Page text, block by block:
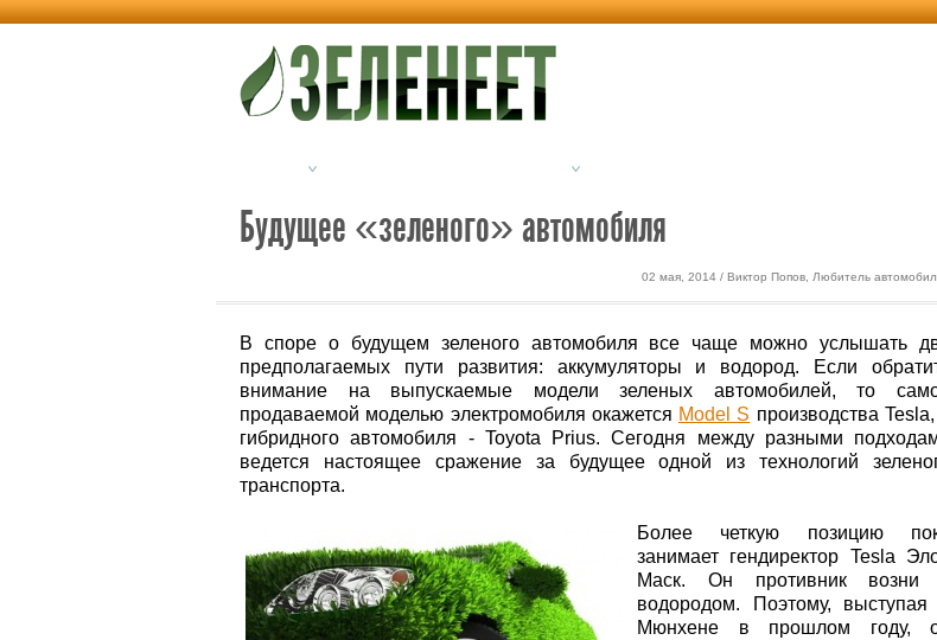
Будущее «зеленого» автомобиля
02 мая, 2014 / Виктор Попов, Любитель
В споре о будущем зеленого автомобиля все чаще можно услышать
предполагаемых пути развития: аккумуляторы и водород. Если
внимание на выпускаемые модели зеленых автомобилей, то
продаваемой моделью электромобиля окажется Model S производства
гибридного автомобиля - Toyota Prius. Сегодня между разными
ведется настоящее сражение за будущее одной из технологий
транспорта.
Более четкую позицию
занимает гендиректор Tesla
Маск. Он противник возни
водородом. Поэтому, выступая
Мюнхене в прошлом году,